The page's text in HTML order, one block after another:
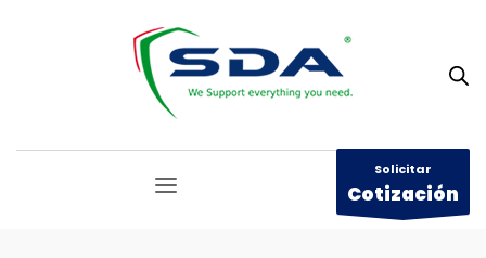
Solicitar
Cotización